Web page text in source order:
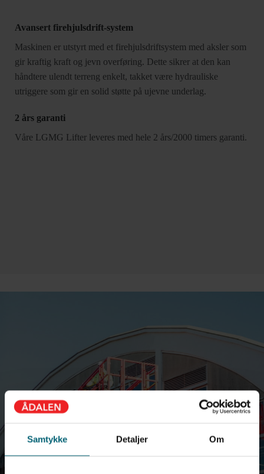
Samtykke Detaljer Om
Avansert firehjulsdrift-system
Maskinen er utstyrt med et firehjulsdriftsystem med aksler som
gir kraftig kraft og jevn overføring. Dette sikrer at den kan
håndtere ulendt terreng enkelt, takket være hydrauliske
utriggere som gir en solid støtte på ujevne underlag.
2 års garanti
Våre LGMG Lifter leveres med hele 2 års/2000 timers garanti.